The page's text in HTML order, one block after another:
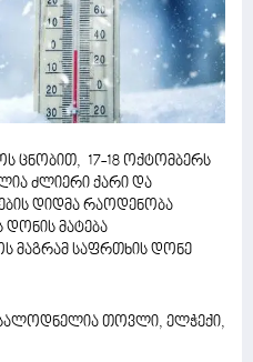
ცნობით, 17-18 ოქტომბერს
ძლიერი ქარი და
დიდმა რაოდენობა
დონის მატება
მაგრამ საფრთხის დონე
თოვლი, ელჭექი,